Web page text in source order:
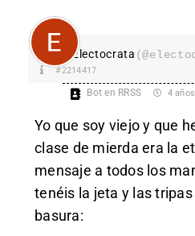
Electocrata
#2214417
Bot en RRSS 4
Yo que soy viejo y que
clase de mierda era la
mensaje a todos los
tenéis la jeta y las
basura: